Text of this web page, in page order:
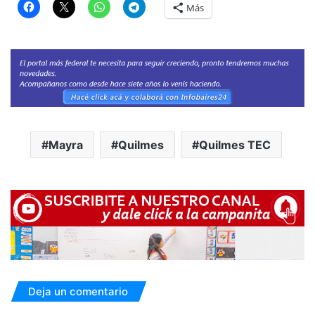
Más
Mayra Quilmes Quilmes TEC
Deja un comentario